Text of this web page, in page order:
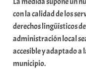
x
a
K
o
m
con la calidad de los
derechos lingüísticos
administración local
accesible y adaptado a
municipio.